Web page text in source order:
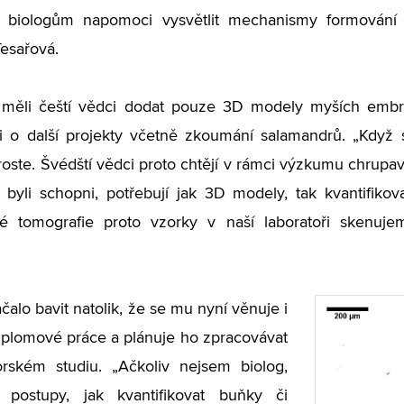
napomoci vysvětlit mechanismy formování
čeští vědci dodat pouze 3D modely myších
o další projekty včetně zkoumání salamandrů. „Když
Švédští vědci proto chtějí v rámci výzkumu
schopni, potřebují jak 3D modely, tak
tomografie proto vzorky v naší laboratoři
bavit natolik, že se mu nyní věnuje i
práce a plánuje ho zpracovávat
studiu. „Ačkoliv nejsem biolog,
postupy, jak kvantifikovat buňky či